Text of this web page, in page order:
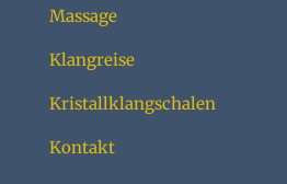
Massage
Klangreise
Kristallklangschalen
Kontakt